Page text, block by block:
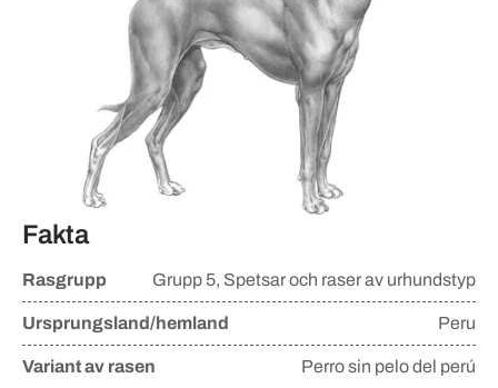
Fakta
Rasgrupp Grupp 5, Spetsar och raser av urhundstyp
Ursprungsland/hemland Peru
Variant av rasen Perro sin pelo del perú